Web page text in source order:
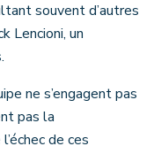
souvent d’autres
Lencioni, un
ne s’engagent pas
pas la
de ces